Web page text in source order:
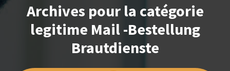
Archives pour la catégorie
legitime Mail -Bestellung
Brautdienste